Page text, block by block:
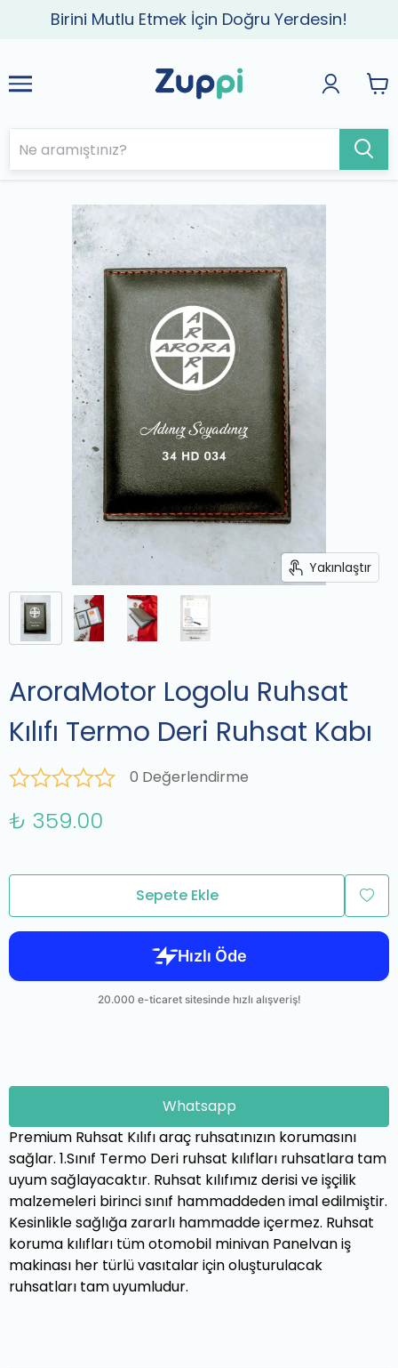
Birini Mutlu Etmek İçin Doğru Yerdesin!
Yakınlaştır
AroraMotor Logolu Ruhsat
Kılıfı Termo Deri Ruhsat Kabı
0 Değerlendirme
₺ 359.00
Sepete Ekle
Whatsapp
Premium Ruhsat Kılıfı araç ruhsatınızın korumasını
sağlar. 1.Sınıf Termo Deri ruhsat kılıfları ruhsatlara tam
uyum sağlayacaktır. Ruhsat kılıfımız derisi ve işçilik
malzemeleri birinci sınıf hammaddeden imal edilmiştir.
Kesinlikle sağlığa zararlı hammadde içermez. Ruhsat
koruma kılıfları tüm otomobil minivan Panelvan iş
makinası her türlü vasıtalar için oluşturulacak
ruhsatları tam uyumludur.